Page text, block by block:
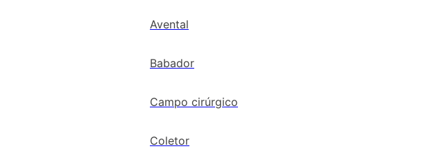
Avental
Babador
Campo cirúrgico
Coletor